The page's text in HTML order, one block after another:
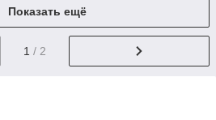
Показать ещё
1 / 2